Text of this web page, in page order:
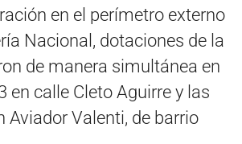
en el perímetro externo
Nacional, dotaciones de la
de manera simultánea en
en calle Cleto Aguirre y las
Aviador Valenti, de barrio